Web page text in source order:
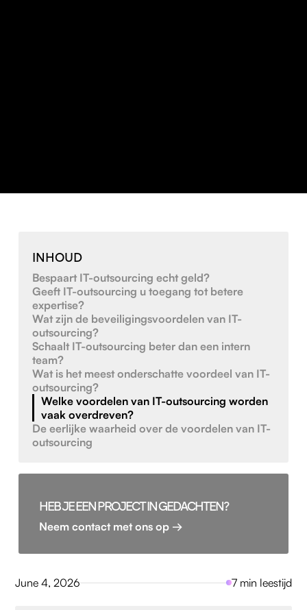
June 4, 2026 7 min leestijd
INHOUD
Bespaart IT-outsourcing echt geld?
Geeft IT-outsourcing u toegang tot betere
expertise?
Wat zijn de beveiligingsvoordelen van IT-
outsourcing?
Schaalt IT-outsourcing beter dan een intern
team?
Wat is het meest onderschatte voordeel van IT-
outsourcing?
Welke voordelen van IT-outsourcing worden
vaak overdreven?
De eerlijke waarheid over de voordelen van IT-
outsourcing
HEB JE EEN PROJECT IN GEDACHTEN?
Neem contact met ons op →